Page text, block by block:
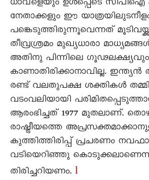
ധാവ്ളെയും ഉൾപ്പെടെ
നേതാക്കളും ഈ
പങ്കെടുത്തിരുന്നൂവെന്നത്
തീവ്രശ്രമം മുഖ്യധാരാ
അതിനു പിന്നിലെ ഗൂഢലക്ഷ്യവും
കാണാതിരിക്കാനാവില്ല. ഇന്ത്യൻ
രണ്ട് വലതുപക്ഷ ശക്തികൾ
വടംവലിയായി
ആരംഭിച്ചത് 1977 മുതലാണ്.
രാഷ്ട്രീയത്തെ
കുത്തിത്തിരിപ്പ് പ്രചരണം
വടിയെറിഞ്ഞു
തിരിച്ചറിയണം. l